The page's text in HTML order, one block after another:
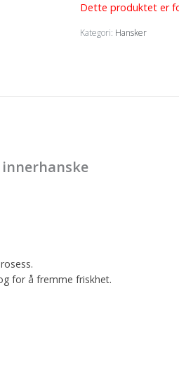
Dette produktet er
Kategori: Hansker
for å fremme friskhet.